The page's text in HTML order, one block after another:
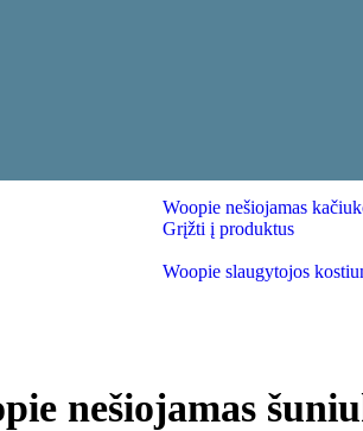
Woopie nešiojamas
Grįžti į produktus
Woopie slaugytojos
nešiojamas